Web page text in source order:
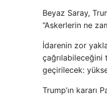
Beyaz Saray,
“Askerlerin ne
İdarenin zor
çağrılabileceğini
geçirilecek:
Trump’ın kararı